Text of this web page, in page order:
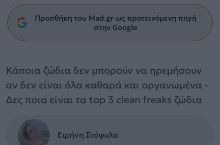
Προσθήκη του Mad.gr ως προτεινόμενη πηγή
στην Google
Κάποια ζώδια δεν μπορούν να ηρεμήσουν
αν δεν είναι όλα καθαρά και οργανωμένα -
Δες ποια είναι τα top 3 clean freaks ζώδια
Ειρήνη Στόφυλα